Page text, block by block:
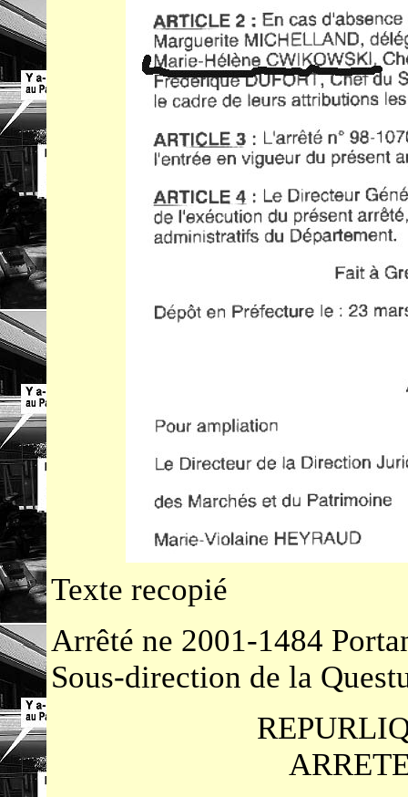
Texte recopié
Arrêté ne 2001-1484
Sous-direction de la